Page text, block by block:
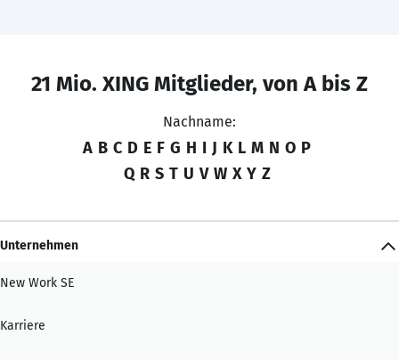
21 Mio. XING Mitglieder, von A bis Z
Nachname:
A B C D E F G H I J K L M N O P
Q R S T U V W X Y Z
Unternehmen
New Work SE
Karriere